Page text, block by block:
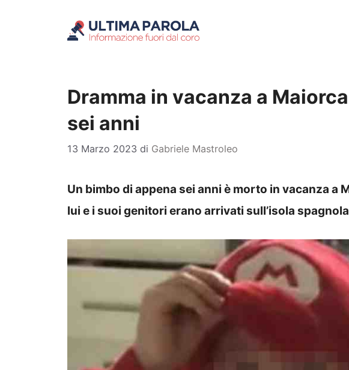
Dramma in vacanza a
sei anni
13 Marzo 2023 di Gabriele Mastroleo
Un bimbo di appena sei anni è morto in vacanza a
lui e i suoi genitori erano arrivati sull’isola